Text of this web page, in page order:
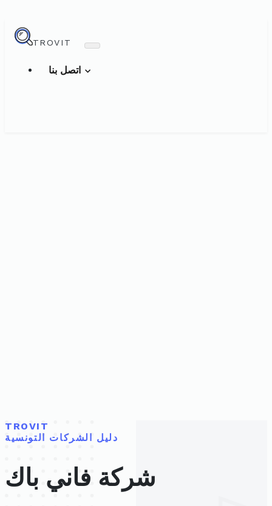
TROVIT
TROVIT
دليل الشركات التونسية
شركة فاني باك